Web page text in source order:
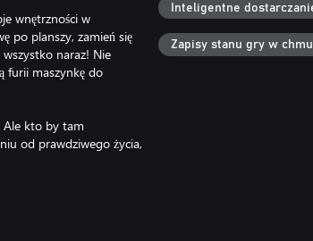
wnętrzności w
po planszy, zamień się
naraz! Nie
furii maszynkę do
Ale kto by tam
od prawdziwego życia,
obrażeń. Nie musisz
Inteligentne
Zapisy stanu gry w